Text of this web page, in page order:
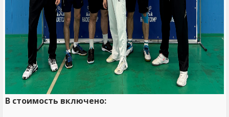
В стоимость включено: